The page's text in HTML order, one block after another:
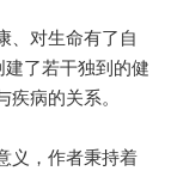
、对生命有了自
建了若干独到的健
病的关系。
义，作者秉持着